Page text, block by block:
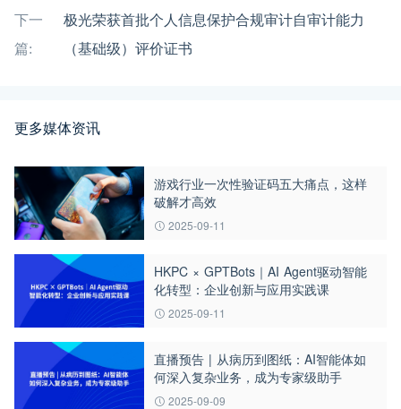
下一
篇:
极光荣获首批个人信息保护合规审计自审计能力
（基础级）评价证书
更多媒体资讯
游戏行业一次性验证码五大痛点，这样
破解才高效
2025-09-11
HKPC × GPTBots｜AI Agent驱动智能
化转型：企业创新与应用实践课
2025-09-11
直播预告 | 从病历到图纸：AI智能体如
何深入复杂业务，成为专家级助手
2025-09-09